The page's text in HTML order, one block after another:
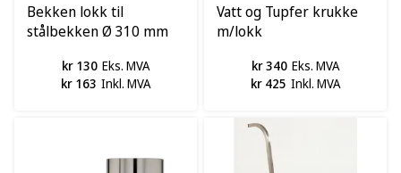
Bekken lokk til
stålbekken Ø 310 mm
kr 130 Eks. MVA
kr 163 Inkl. MVA
Vatt og Tupfer krukke
m/lokk
kr 340 Eks. MVA
kr 425 Inkl. MVA